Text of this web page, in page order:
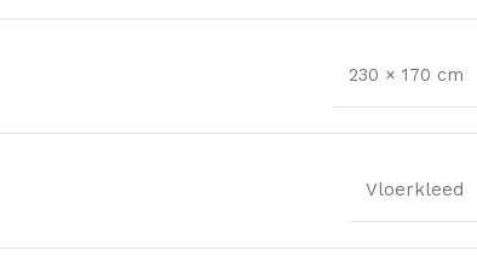
230 × 170 cm
Vloerkleed